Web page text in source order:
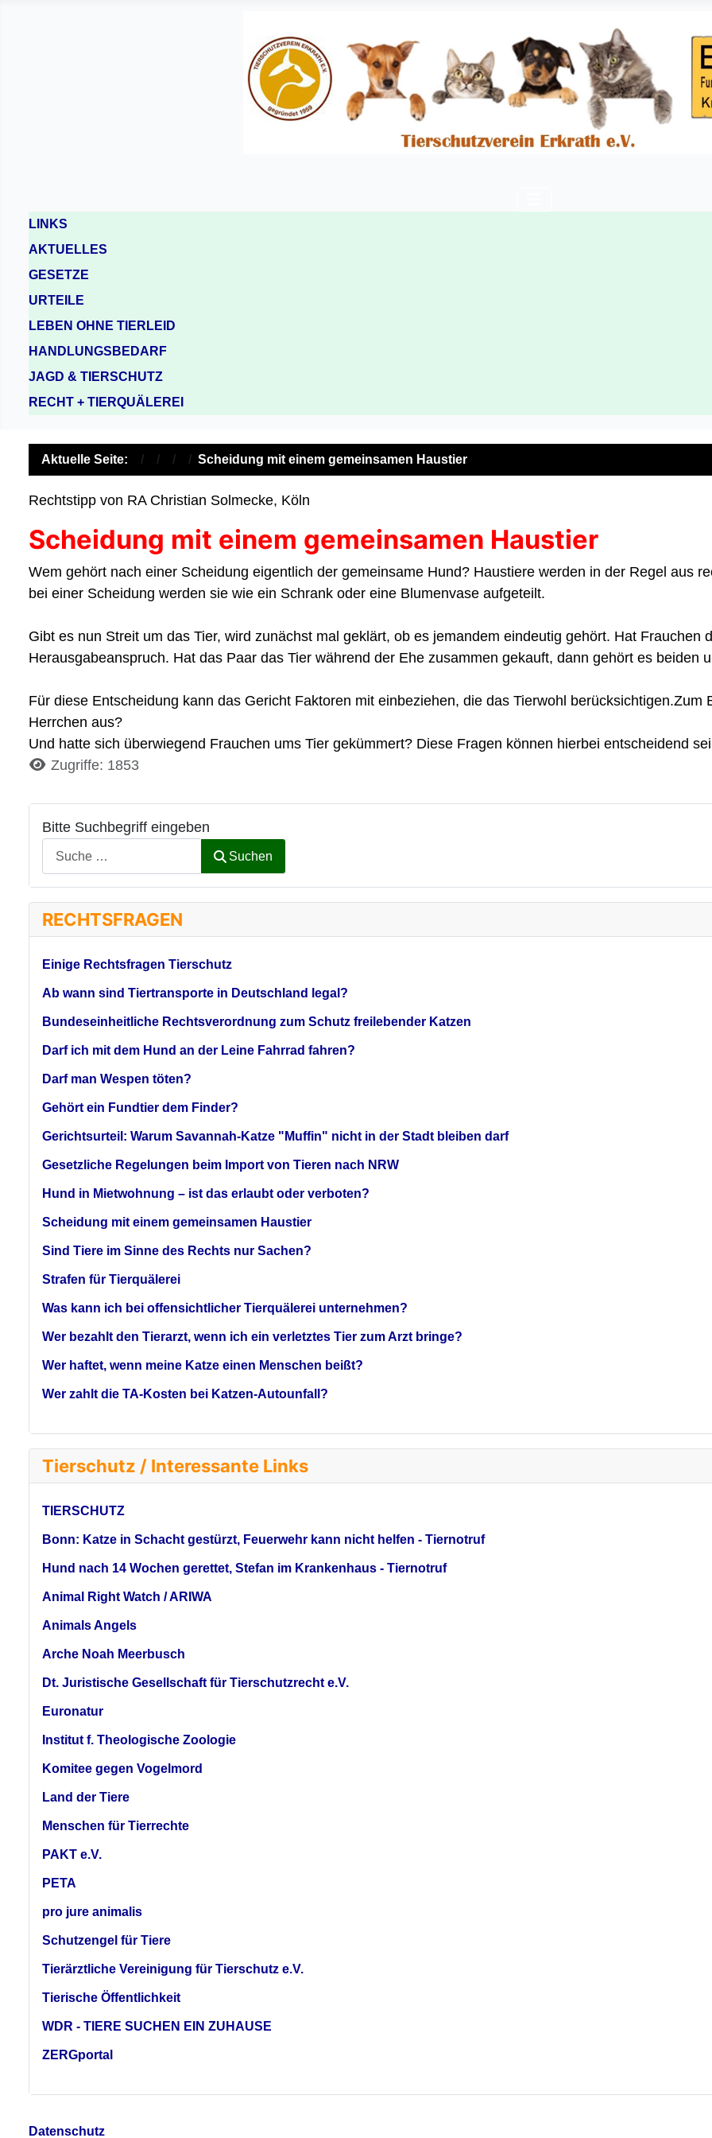
LINKS
AKTUELLES
GESETZE
URTEILE
LEBEN OHNE TIERLEID
HANDLUNGSBEDARF
JAGD & TIERSCHUTZ
RECHT + TIERQUÄLEREI
Bitte Suchbegriff eingeben
Suchen
RECHTSFRAGEN
Einige Rechtsfragen Tierschutz
Ab wann sind Tiertransporte in Deutschland legal?
Bundeseinheitliche Rechtsverordnung zum Schutz freilebender Katzen
Darf ich mit dem Hund an der Leine Fahrrad fahren?
Darf man Wespen töten?
Gehört ein Fundtier dem Finder?
Gerichtsurteil: Warum Savannah-Katze "Muffin" nicht in der Stadt bleiben darf
Gesetzliche Regelungen beim Import von Tieren nach NRW
Hund in Mietwohnung – ist das erlaubt oder verboten?
Scheidung mit einem gemeinsamen Haustier
Sind Tiere im Sinne des Rechts nur Sachen?
Strafen für Tierquälerei
Was kann ich bei offensichtlicher Tierquälerei unternehmen?
Wer bezahlt den Tierarzt, wenn ich ein verletztes Tier zum Arzt bringe?
Wer haftet, wenn meine Katze einen Menschen beißt?
Wer zahlt die TA-Kosten bei Katzen-Autounfall?
Tierschutz / Interessante Links
TIERSCHUTZ
Bonn: Katze in Schacht gestürzt, Feuerwehr kann nicht helfen - Tiernotruf
Hund nach 14 Wochen gerettet, Stefan im Krankenhaus - Tiernotruf
Animal Right Watch / ARIWA
Animals Angels
Arche Noah Meerbusch
Dt. Juristische Gesellschaft für Tierschutzrecht e.V.
Euronatur
Institut f. Theologische Zoologie
Komitee gegen Vogelmord
Land der Tiere
Menschen für Tierrechte
PAKT e.V.
PETA
pro jure animalis
Schutzengel für Tiere
Tierärztliche Vereinigung für Tierschutz e.V.
Tierische Öffentlichkeit
WDR - TIERE SUCHEN EIN ZUHAUSE
ZERGportal
Aktuelle Seite: Scheidung mit einem gemeinsamen Haustier
Rechtstipp von RA Christian Solmecke, Köln
Scheidung mit einem gemeinsamen Haustier
Wem gehört nach einer Scheidung eigentlich der gemeinsame Hund? Haustiere werden in der Regel aus
bei einer Scheidung werden sie wie ein Schrank oder eine Blumenvase aufgeteilt.
Gibt es nun Streit um das Tier, wird zunächst mal geklärt, ob es jemandem eindeutig gehört. Hat Frauchen
Herausgabeanspruch. Hat das Paar das Tier während der Ehe zusammen gekauft, dann gehört es beiden
Für diese Entscheidung kann das Gericht Faktoren mit einbeziehen, die das Tierwohl berücksichtigen.Zum
Herrchen aus?
Und hatte sich überwiegend Frauchen ums Tier gekümmert? Diese Fragen können hierbei entscheidend
DetailsZugriffe: 1853
Datenschutz